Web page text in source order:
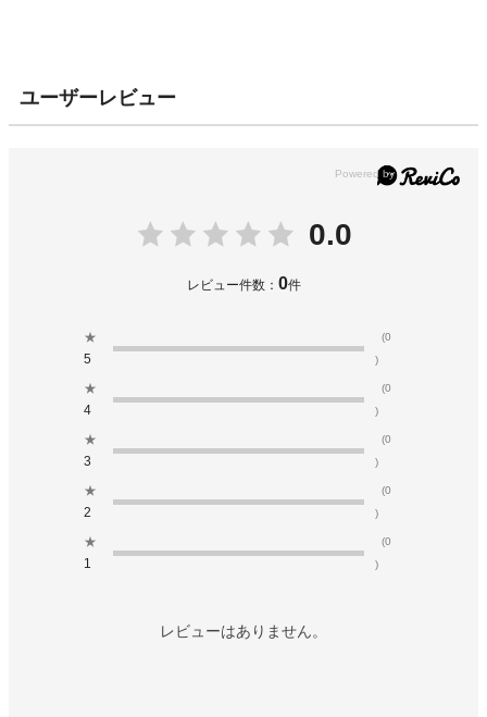
ユーザーレビュー
0.0
レビュー件数： 0件
★
5
(0
)
★
4
(0
)
★
3
(0
)
★
2
(0
)
★
1
(0
)
レビューはありません。